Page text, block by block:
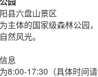
县六盘山景区
主体的国家级森林公园
然风光。
息
8:00-17:30（具体时间